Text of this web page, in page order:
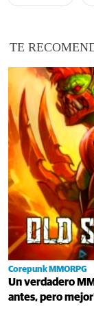
TE
Corepunk MMORPG
Un verdadero
antes, pero